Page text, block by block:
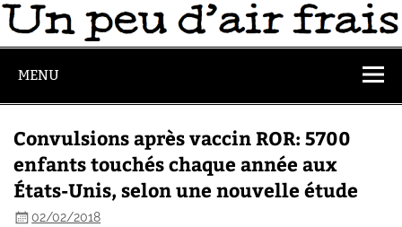
MENU
Convulsions après vaccin ROR: 5700
enfants touchés chaque année aux
États-Unis, selon une nouvelle étude
02/02/2018